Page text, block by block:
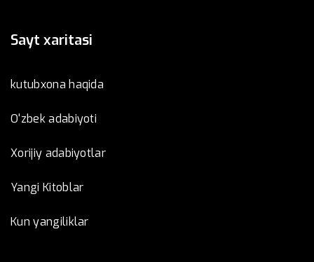
Sayt xaritasi
kutubxona haqida
O'zbek adabiyoti
Xorijiy adabiyotlar
Yangi Kitoblar
Kun yangiliklar